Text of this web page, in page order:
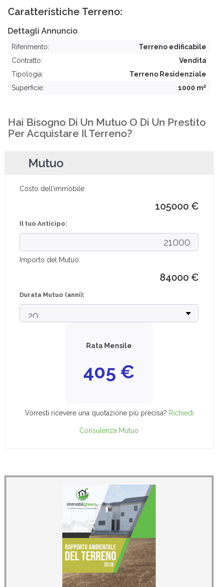
Caratteristiche Terreno:
Dettagli Annuncio
Riferimento:
Terreno edificabile
Contratto:
Vendita
Tipologia:
Terreno Residenziale
Superficie:
1000 m2
Hai Bisogno Di Un Mutuo O Di Un Prestito
Per Acquistare Il Terreno?
Mutuo
Costo dell'immobile:
105000 €
Il tuo Anticipo:
Importo del Mutuo:
84000 €
Durata Mutuo (anni):
Rata Mensile
405 €
Vorresti ricevere una quotazione più precisa? Richiedi
Consulenza Mutuo